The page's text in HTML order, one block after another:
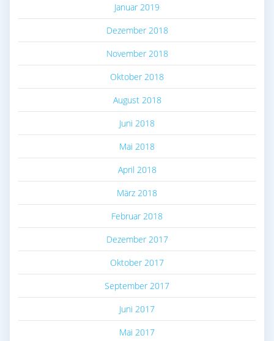
Januar 2019
Dezember 2018
November 2018
Oktober 2018
August 2018
Juni 2018
Mai 2018
April 2018
März 2018
Februar 2018
Dezember 2017
Oktober 2017
September 2017
Juni 2017
Mai 2017